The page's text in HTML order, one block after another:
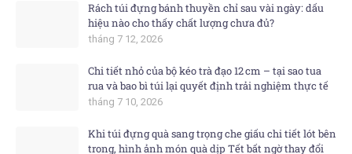
Rách túi đựng bánh thuyền chỉ sau vài ngày: dấu
hiệu nào cho thấy chất lượng chưa đủ?
tháng 7 12, 2026
Chi tiết nhỏ của bộ kéo trà đạo 12 cm – tại sao tua
rua và bao bì túi lại quyết định trải nghiệm thực tế
tháng 7 10, 2026
Khi túi đựng quà sang trọng che giấu chi tiết lót bên
trong, hình ảnh món quà dịp Tết bất ngờ thay đổi